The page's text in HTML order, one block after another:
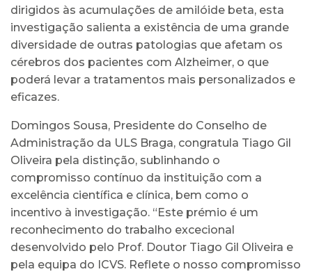
dirigidos às acumulações de amilóide beta, esta
investigação salienta a existência de uma grande
diversidade de outras patologias que afetam os
cérebros dos pacientes com Alzheimer, o que
poderá levar a tratamentos mais personalizados e
eficazes.
Domingos Sousa, Presidente do Conselho de
Administração da ULS Braga, congratula Tiago Gil
Oliveira pela distinção, sublinhando o
compromisso contínuo da instituição com a
excelência científica e clínica, bem como o
incentivo à investigação. “Este prémio é um
reconhecimento do trabalho excecional
desenvolvido pelo Prof. Doutor Tiago Gil Oliveira e
pela equipa do ICVS. Reflete o nosso compromisso